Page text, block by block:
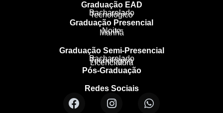
Graduação EAD
Bacharelado
Tecnológico
Graduação Presencial
Noite
Manhã
Graduação Semi-Presencial
Bacharelado
Tecnológico
Licenciatura
Pós-Graduação
Redes Sociais